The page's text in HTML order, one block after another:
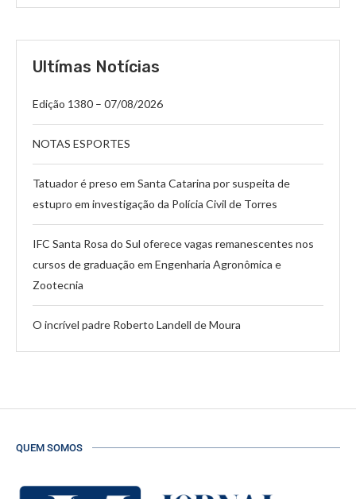
Ultímas Notícias
Edição 1380 – 07/08/2026
NOTAS ESPORTES
Tatuador é preso em Santa Catarina por suspeita de
estupro em investigação da Polícia Civil de Torres
IFC Santa Rosa do Sul oferece vagas remanescentes nos
cursos de graduação em Engenharia Agronômica e
Zootecnia
O incrível padre Roberto Landell de Moura
QUEM SOMOS